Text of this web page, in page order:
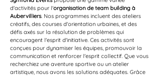
d'activités pour l'organisation de team building à
Aubervilliers. Nos programmes incluent des ateliers
créatifs, des courses d'orientation urbaines, et des
défis axés sur la résolution de problèmes qui
encouragent l'esprit d'initiative. Ces activités sont
conçues pour dynamiser les équipes, promouvoir la
communication et renforcer l'esprit collectif. Que vous
recherchiez une aventure sportive ou un atelier
artistique, nous avons les solutions adéquates. Grâce